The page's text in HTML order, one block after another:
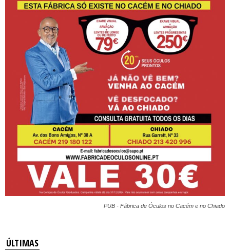
PUB - Fábrica de Óculos no Cacém e no Chiado
ÚLTIMAS